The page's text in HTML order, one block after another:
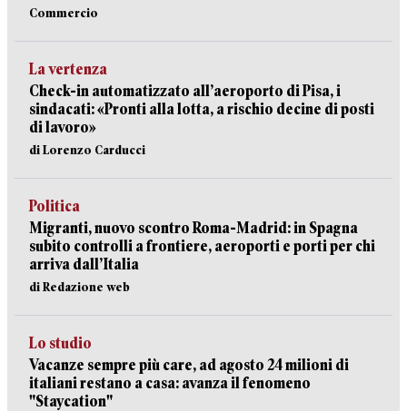
Commercio
La vertenza
Check-in automatizzato all’aeroporto di Pisa, i
sindacati: «Pronti alla lotta, a rischio decine di posti
di lavoro»
di Lorenzo Carducci
Politica
Migranti, nuovo scontro Roma-Madrid: in Spagna
subito controlli a frontiere, aeroporti e porti per chi
arriva dall’Italia
di Redazione web
Lo studio
Vacanze sempre più care, ad agosto 24 milioni di
italiani restano a casa: avanza il fenomeno
"Staycation"